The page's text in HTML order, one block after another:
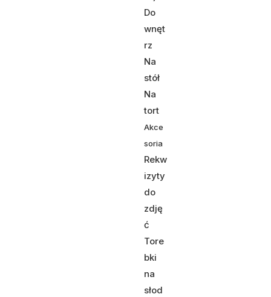
Do
wnęt
rz
Na
stół
Na
tort
Akce
soria
Rekw
izyty
do
zdję
ć
Tore
bki
na
słod